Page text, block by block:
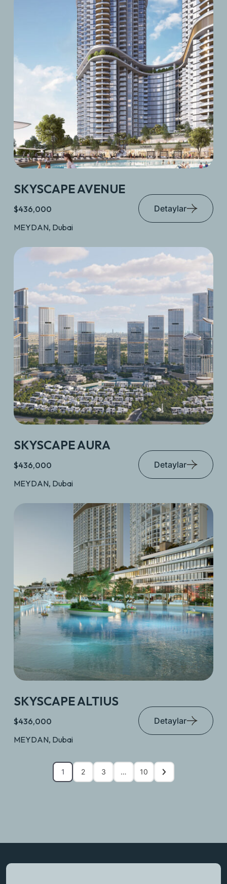
SKYSCAPE AVENUE
$436,000
MEYDAN, Dubai
Detaylar
SKYSCAPE AURA
$436,000
MEYDAN, Dubai
Detaylar
SKYSCAPE ALTIUS
$436,000
MEYDAN, Dubai
Detaylar
1 2 3 … 10